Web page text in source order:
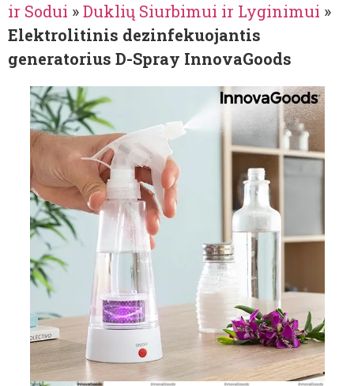
ir Sodui »Duklių Siurbimui ir Lyginimui »
Elektrolitinis dezinfekuojantis
generatorius D-Spray InnovaGoods